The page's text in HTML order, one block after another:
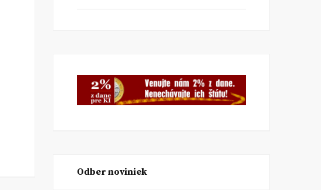
Odber noviniek